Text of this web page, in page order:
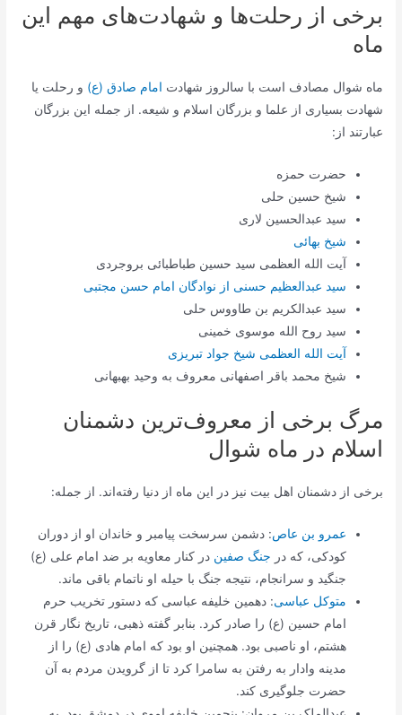
برخی از رحلت‌ها و شهادت‌های مهم این
ماه
ماه شوال مصادف است با سالروز شهادت امام صادق (ع) و رحلت یا
شهادت بسیاری از علما و بزرگان اسلام و شیعه. از جمله این بزرگان
عبارتند از:
حضرت حمزه
شیخ حسین حلى
سید عبدالحسین لارى
شیخ بهائى
آیت الله العظمى سید حسین طباطبائى بروجردى
سید عبدالعظیم حسنى از نوادگان امام حسن مجتبی
سید عبدالکریم بن طاووس حلى
سید روح الله موسوى خمینى
آیت الله العظمى شیخ جواد تبریزى
شیخ محمد باقر اصفهانى معروف به وحید بهبهانى
مرگ برخی از معروف‌ترین دشمنان
اسلام در ماه شوال
برخی از دشمنان اهل بیت نیز در این ماه از دنیا رفته‌اند. از جمله:
عمرو بن عاص: دشمن سرسخت پیامبر و خاندان او از دوران
کودکی، که در جنگ صفین در کنار معاویه بر ضد امام علی (ع)
جنگید و سرانجام، نتیجه جنگ با حیله او ناتمام باقی ماند.
متوکل عباسی: دهمین خلیفه عباسی که دستور تخریب حرم
امام حسین (ع) را صادر کرد. بنابر گفته ذهبی، تاریخ نگار قرن
هشتم، او ناصبی بود. همچنین او بود که امام هادی (ع) را از
مدینه وادار به رفتن به سامرا کرد تا از گرویدن مردم به آن
حضرت جلوگیری کند.